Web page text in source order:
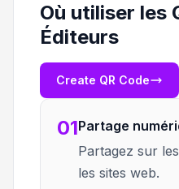
Où utiliser les
Éditeurs
Create QR Code
01Partage
Partagez sur
les sites web.